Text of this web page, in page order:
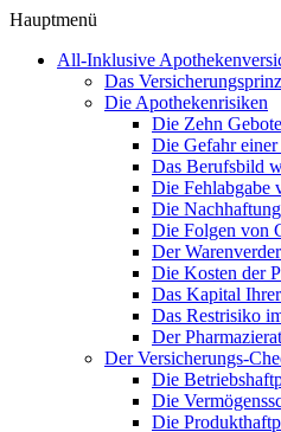
Hauptmenü
All-Inklusive
Das
Die Apothekenrisiken
Die Zehn Gebote
Die Gefahr einer
Das Berufsbild
Die Fehlabgabe
Die
Die Folgen von
Der
Die Kosten der
Das Kapital
Das Restrisiko
Der
Der Versicherungs-
Die
Die
Die